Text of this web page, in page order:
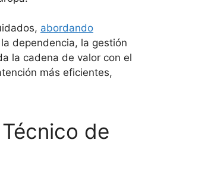
abordando
dependencia, la gestión
la cadena de valor con el
más eficientes,
de